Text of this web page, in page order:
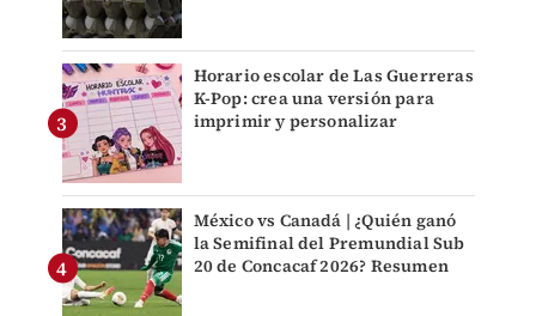
Horario escolar de Las Guerreras
K-Pop: crea una versión para
imprimir y personalizar
México vs Canadá | ¿Quién ganó
la Semifinal del Premundial Sub
20 de Concacaf 2026? Resumen